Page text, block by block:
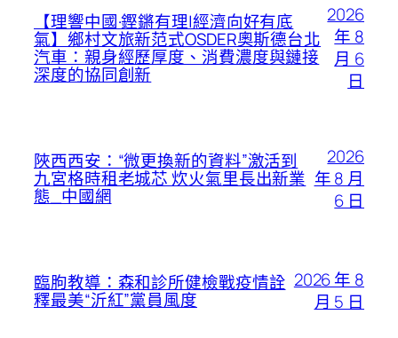
【理響中國·鏗鏘有理|經濟向好有底
氣】鄉村文旅新范式OSDER奧斯德台北
汽車：親身經歷厚度、消費濃度與鏈接
深度的協同創新
2026
年 8
月 6
日
陜西西安：“微更換新的資料”激活到
九宮格時租老城芯 炊火氣里長出新業
態_中國網
2026
年 8 月
6 日
臨朐教導：森和診所健檢戰疫情詮
釋最美“沂紅”黨員風度
2026 年 8
月 5 日